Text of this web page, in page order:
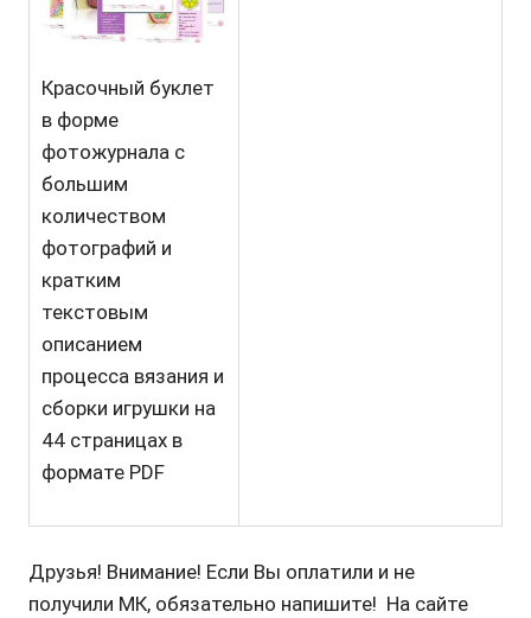
Красочный буклет
в форме
фотожурнала с
большим
количеством
фотографий и
кратким
текстовым
описанием
процесса вязания и
сборки игрушки на
44 страницах в
формате PDF
Друзья! Внимание! Если Вы оплатили и не
получили МК, обязательно напишите! На сайте